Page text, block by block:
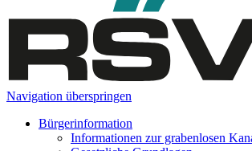
Navigation überspringen
Bürgerinformation
Informationen zur grabenlosen